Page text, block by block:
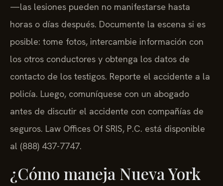
—las lesiones pueden no manifestarse hasta
horas o días después. Documente la escena si es
posible: tome fotos, intercambie información con
los otros conductores y obtenga los datos de
contacto de los testigos. Reporte el accidente a la
policía. Luego, comuníquese con un abogado
antes de discutir el accidente con compañías de
seguros. Law Offices Of SRIS, P.C. está disponible
al (888) 437-7747.
¿Cómo maneja Nueva York